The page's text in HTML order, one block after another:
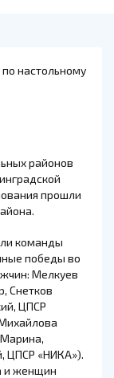
районов
прошли
команды
победы во
Мелкуев
Снетков
ЦПСР
ЦПСР «НИКА»).
и женщин